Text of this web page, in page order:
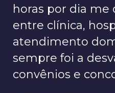
horas por dia me
entre clínica,
atendimento
sempre foi a
convênios e